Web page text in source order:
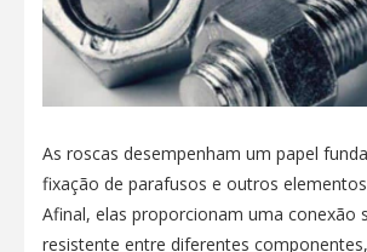
As roscas desempenham um papel
fixação de parafusos e outros
Afinal, elas proporcionam uma conexão
resistente entre diferentes